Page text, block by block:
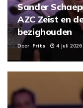
Sander
AZC Zeist en
bezighouden
Door Frits 4 Juli 2026